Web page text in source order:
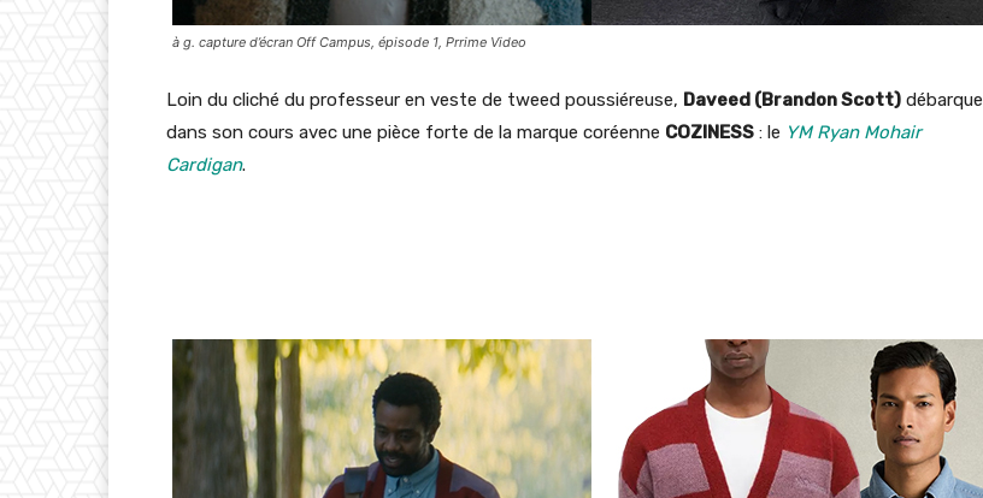
à g. capture d’écran Off Campus, épisode 1, Prrime Video
Loin du cliché du professeur en veste de tweed poussiéreuse, Daveed (Brandon Scott) débarque
dans son cours avec une pièce forte de la marque coréenne COZINESS : le YM Ryan Mohair
Cardigan.